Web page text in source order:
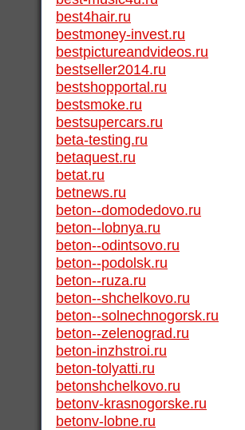
best4hair.ru
bestmoney-invest.ru
bestpictureandvideos.ru
bestseller2014.ru
bestshopportal.ru
bestsmoke.ru
bestsupercars.ru
beta-testing.ru
betaquest.ru
betat.ru
betnews.ru
beton--domodedovo.ru
beton--lobnya.ru
beton--odintsovo.ru
beton--podolsk.ru
beton--ruza.ru
beton--shchelkovo.ru
beton--solnechnogorsk.ru
beton--zelenograd.ru
beton-inzhstroi.ru
beton-tolyatti.ru
betonshchelkovo.ru
betonv-krasnogorske.ru
betonv-lobne.ru